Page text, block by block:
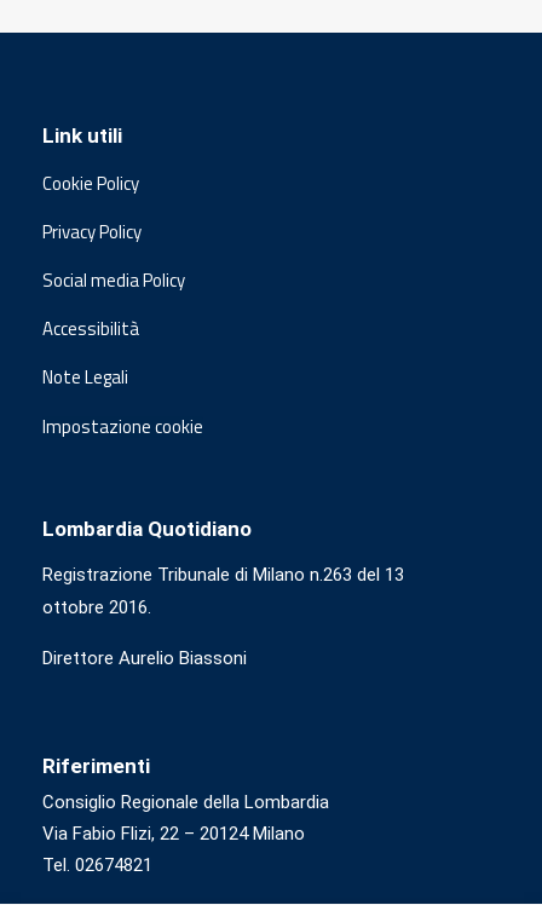
Link utili
Cookie Policy
Privacy Policy
Social media Policy
Accessibilità
Note Legali
Impostazione cookie
Lombardia Quotidiano
Registrazione Tribunale di Milano n.263 del 13
ottobre 2016.
Direttore Aurelio Biassoni
Riferimenti
Consiglio Regionale della Lombardia
Via Fabio Flizi, 22 – 20124 Milano
Tel. 02674821